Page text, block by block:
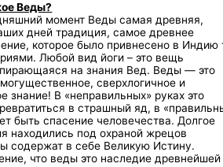
Веды?
момент Веды самая древняя,
дней традиция, самое древнее
которое было привнесено в Индию
Любой вид йоги – это вещь
на знания Вед. Веды — это
сверхлогичное и
знание! В «неправильных» руках это
в страшный яд, в
быть спасение человечества. Долгое
находились под охраной жрецов
содержат в себе Великую Истину.
что веды это наследие древнейшей